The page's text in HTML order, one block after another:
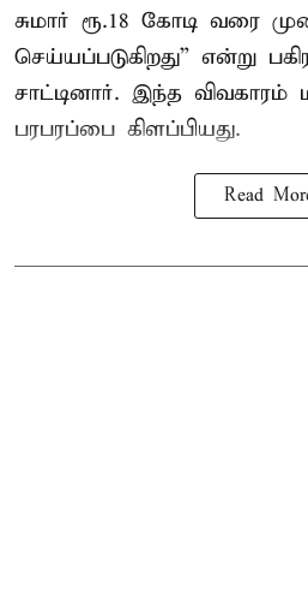
சுமார் ரூ.18 கோடி வரை
செய்யப்படுகிறது” என்று
சாட்டினார். இந்த விவகாரம்
பரபரப்பை கிளப்பியது.
Read